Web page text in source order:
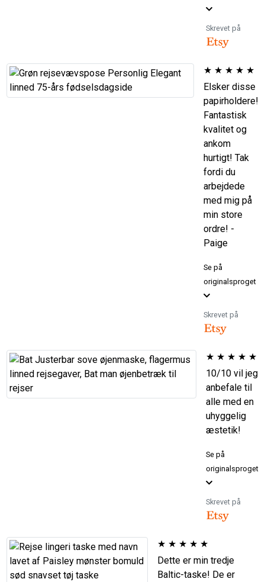
Skrevet på
★ ★ ★ ★ ★
Elsker disse
papirholdere!
Fantastisk
kvalitet og
ankom
hurtigt! Tak
fordi du
arbejdede
med mig på
min store
ordre! -
Paige
Se på
originalsproget
Skrevet på
★ ★ ★ ★ ★
10/10 vil jeg
anbefale til
alle med en
uhyggelig
æstetik!
Se på
originalsproget
Skrevet på
★ ★ ★ ★ ★
Dette er min tredje
Baltic-taske! De er